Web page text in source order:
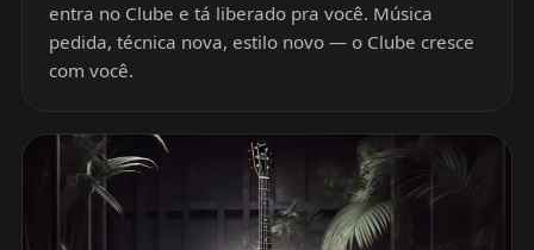
entra no Clube e tá liberado pra você. Música
pedida, técnica nova, estilo novo — o Clube cresce
com você.